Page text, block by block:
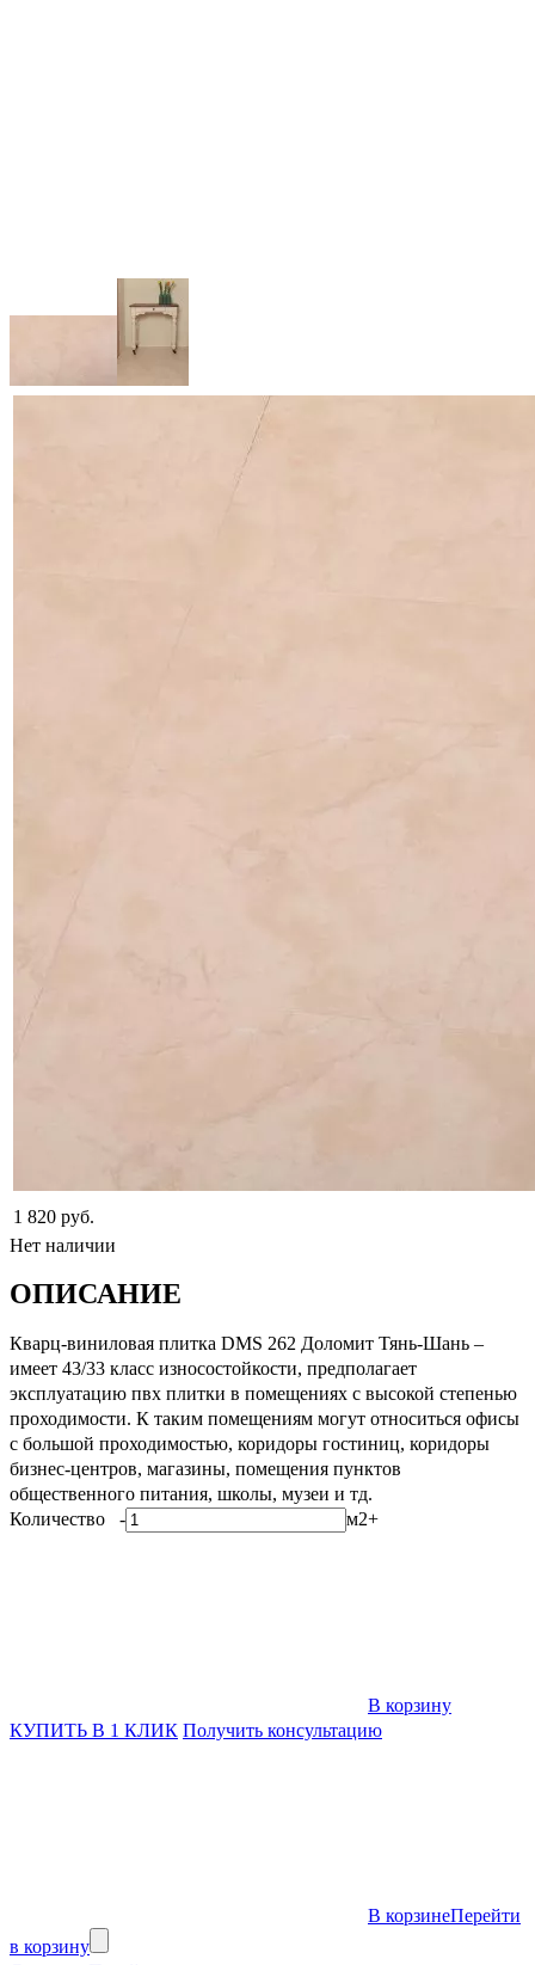
1 820 руб.
Нет наличии
ОПИСАНИЕ
Кварц-виниловая плитка DMS 262 Доломит Тянь-Шань –
имеет 43/33 класс износостойкости, предполагает
эксплуатацию пвх плитки в помещениях с высокой степенью
проходимости. К таким помещениям могут относиться офисы
с большой проходимостью, коридоры гостиниц, коридоры
бизнес-центров, магазины, помещения пунктов
общественного питания, школы, музеи и тд.
Количество - м2+
В корзину
КУПИТЬ В 1 КЛИК Получить консультацию
В корзинеПерейти
в корзину